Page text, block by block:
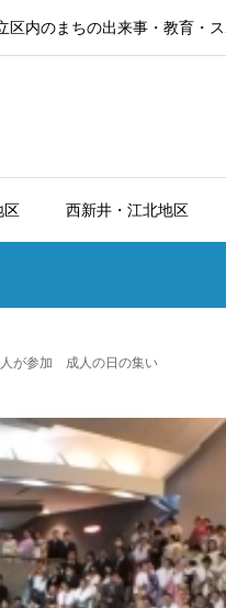
内のまちの出来事・教育・
区 西新井・江北地区
が参加 成人の日の集い